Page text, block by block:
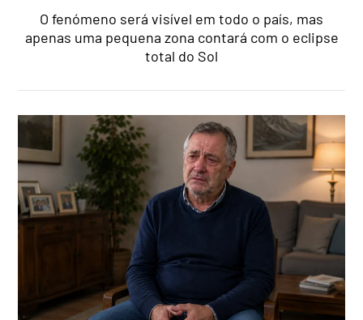
O fenómeno será visível em todo o país, mas
apenas uma pequena zona contará com o eclipse
total do Sol